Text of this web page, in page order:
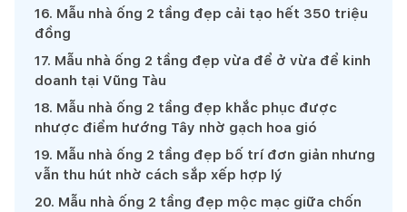
16. Mẫu nhà ống 2 tầng đẹp cải tạo hết 350 triệu
đồng
17. Mẫu nhà ống 2 tầng đẹp vừa để ở vừa để kinh
doanh tại Vũng Tàu
18. Mẫu nhà ống 2 tầng đẹp khắc phục được
nhược điểm hướng Tây nhờ gạch hoa gió
19. Mẫu nhà ống 2 tầng đẹp bố trí đơn giản nhưng
vẫn thu hút nhờ cách sắp xếp hợp lý
20. Mẫu nhà ống 2 tầng đẹp mộc mạc giữa chốn